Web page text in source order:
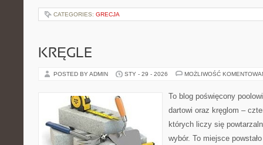
CATEGORIES: GRECJA
KRĘGLE
POSTED BY ADMIN STY - 29 - 2026 MOŻLIWOŚĆ
To blog poświęcony
dartowi oraz kręglom –
których liczy się
wybór. To miejsce